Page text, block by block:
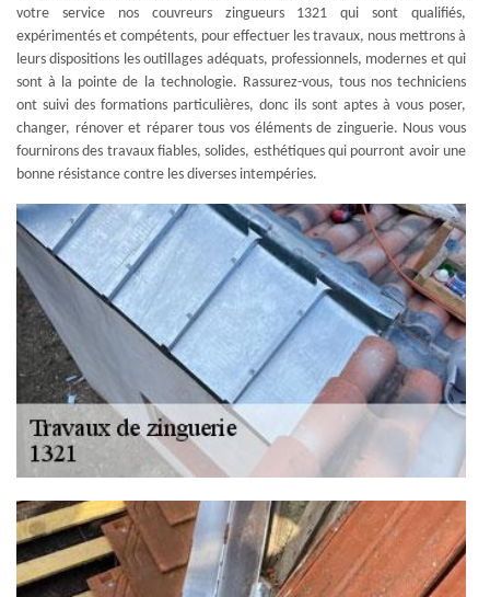
votre service nos couvreurs zingueurs 1321 qui sont qualifiés,
expérimentés et compétents, pour effectuer les travaux, nous mettrons à
leurs dispositions les outillages adéquats, professionnels, modernes et qui
sont à la pointe de la technologie. Rassurez-vous, tous nos techniciens
ont suivi des formations particulières, donc ils sont aptes à vous poser,
changer, rénover et réparer tous vos éléments de zinguerie. Nous vous
fournirons des travaux fiables, solides, esthétiques qui pourront avoir une
bonne résistance contre les diverses intempéries.